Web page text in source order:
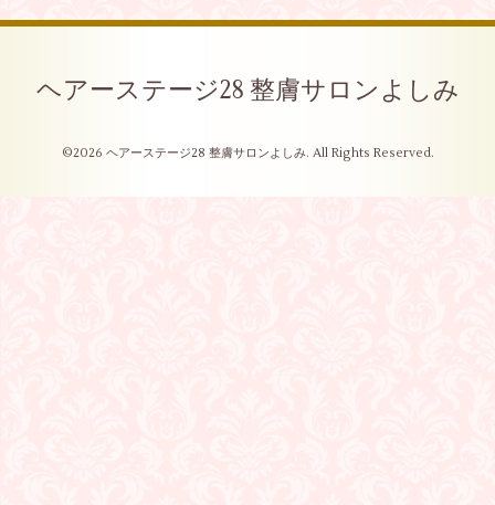
ヘアーステージ28 整膚サロンよしみ
©2026 ヘアーステージ28 整膚サロンよしみ. All Rights Reserved.